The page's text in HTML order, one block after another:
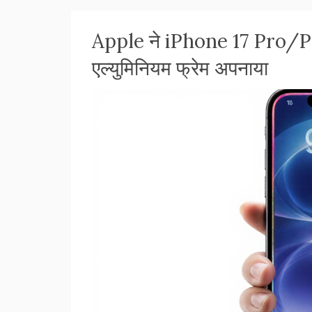
Apple ने iPhone 17 Pro/
एल्युमिनियम फ्रेम अपनाया